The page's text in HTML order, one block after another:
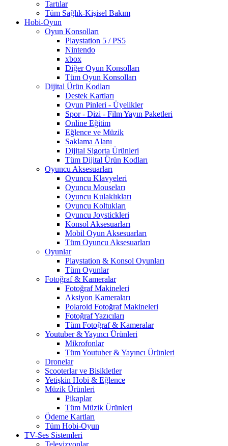
Tartılar
Tüm Sağlık-Kişisel Bakım
Hobi-Oyun
Oyun Konsolları
Playstation 5 / PS5
Nintendo
xbox
Diğer Oyun Konsolları
Tüm Oyun Konsolları
Dijital Ürün Kodları
Destek Kartları
Oyun Pinleri - Üyelikler
Spor - Dizi - Film Yayın Paketleri
Online Eğitim
Eğlence ve Müzik
Saklama Alanı
Dijital Sigorta Ürünleri
Tüm Dijital Ürün Kodları
Oyuncu Aksesuarları
Oyuncu Klavyeleri
Oyuncu Mouseları
Oyuncu Kulaklıkları
Oyuncu Koltukları
Oyuncu Joystickleri
Konsol Aksesuarları
Mobil Oyun Aksesuarları
Tüm Oyuncu Aksesuarları
Oyunlar
Playstation & Konsol Oyunları
Tüm Oyunlar
Fotoğraf & Kameralar
Fotoğraf Makineleri
Aksiyon Kameraları
Polaroid Fotoğraf Makineleri
Fotoğraf Yazıcıları
Tüm Fotoğraf & Kameralar
Youtuber & Yayıncı Ürünleri
Mikrofonlar
Tüm Youtuber & Yayıncı Ürünleri
Dronelar
Scooterlar ve Bisikletler
Yetişkin Hobi & Eğlence
Müzik Ürünleri
Pikaplar
Tüm Müzik Ürünleri
Ödeme Kartları
Tüm Hobi-Oyun
TV-Ses Sistemleri
Televizyonlar